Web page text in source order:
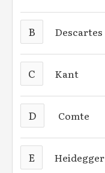
B Descartes
C Kant
D Comte
E Heidegger